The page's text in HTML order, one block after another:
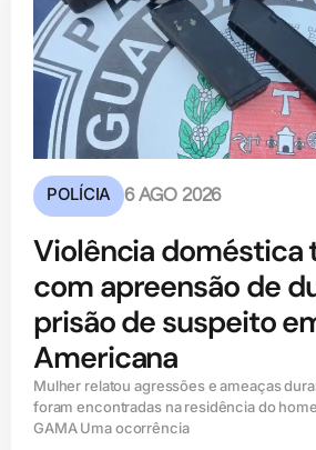
POLÍCIA 6 AGO 2026
Violência doméstica
com apreensão de
prisão de suspeito
Americana
Mulher relatou agressões e ameaças
foram encontradas na residência do
GAMA Uma ocorrência